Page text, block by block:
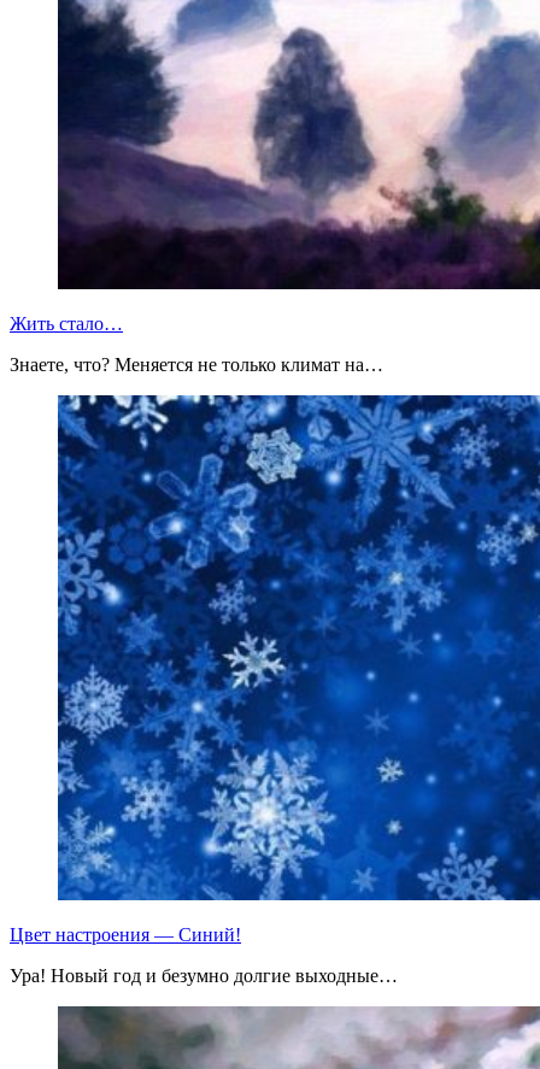
Жить стало…
Знаете, что? Меняется не только климат на…
Цвет настроения — Синий!
Ура! Новый год и безумно долгие выходные…